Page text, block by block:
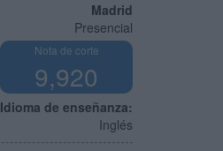
Madrid
Presencial
Nota de corte
9,920
Idioma de enseñanza:
Inglés